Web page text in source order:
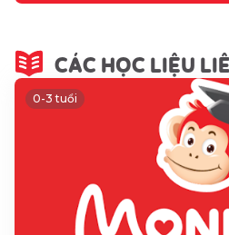
CÁC HỌC LIỆU
0-3 tuổi